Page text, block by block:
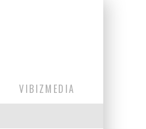
VIBIZMEDIA